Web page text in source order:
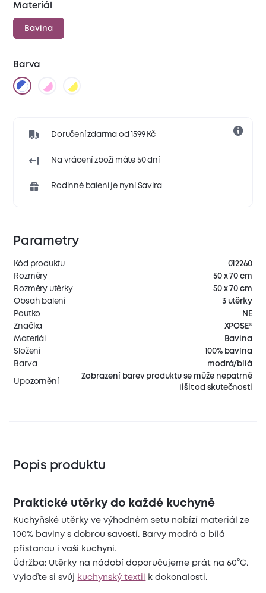
Materiál
Bavlna
Barva
Doručení zdarma od 1599 Kč
Na vrácení zboží máte 50 dní
Rodinné balení je nyní Savira
Parametry
Kód produktu
012260
Rozměry
50 x 70 cm
Rozměry utěrky
50 x 70 cm
Obsah balení
3 utěrky
Poutko
NE
Značka
XPOSE®
Materiál
Bavlna
Složení
100% bavlna
Barva
modrá/bílá
Upozornění
Zobrazení barev produktu se může nepatrně
lišit od skutečnosti
Popis produktu
Praktické utěrky do každé kuchyně
Kuchyňské utěrky ve výhodném setu nabízí materiál ze
100% bavlny s dobrou savostí. Barvy modrá a bílá
přistanou i vaši kuchyni.
Údržba: Utěrky na nádobí doporučujeme prát na 60°C.
Vylaďte si svůj
kuchynský textil k dokonalosti.